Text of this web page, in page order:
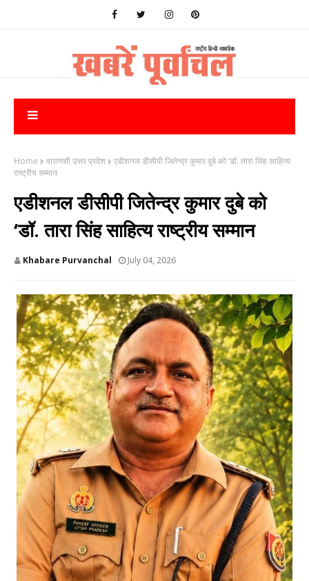
Home वाराणसी उत्तर प्रदेश
एडीशनल डीसीपी जितेन्द्र कुमार दुबे को ‘डॉ. तारा सिंह साहित्य
राष्ट्रीय सम्मान
एडीशनल डीसीपी जितेन्द्र कुमार दुबे को
‘डॉ. तारा सिंह साहित्य राष्ट्रीय सम्मान
Khabare Purvanchal July 04, 2026